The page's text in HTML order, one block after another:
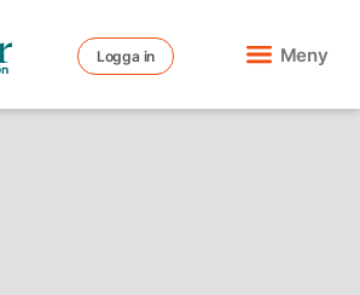
Logga in Meny